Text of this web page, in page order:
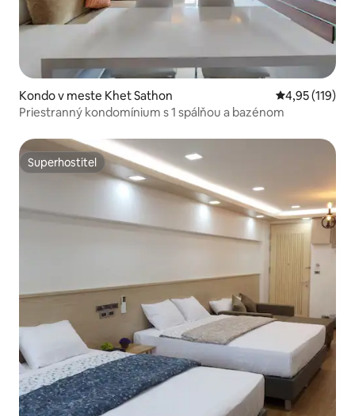
Kondo v meste Khet Sathon Priemerné
4,95 (119)
Priestranný kondomínium s 1 spálňou a bazénom
Superhostiteľ
Superhostiteľ